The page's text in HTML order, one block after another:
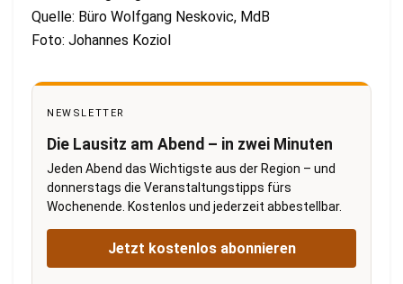
Quelle: Büro Wolfgang Neskovic, MdB
Foto: Johannes Koziol
NEWSLETTER
Die Lausitz am Abend – in zwei Minuten
Jeden Abend das Wichtigste aus der Region – und
donnerstags die Veranstaltungstipps fürs
Wochenende. Kostenlos und jederzeit abbestellbar.
Jetzt kostenlos abonnieren